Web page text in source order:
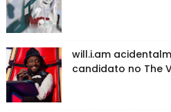
will.i.am
candidato no The